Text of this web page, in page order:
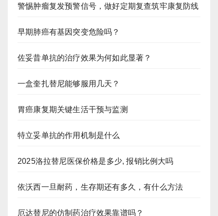
警惕肿瘤复发预警信号，做好定期复查筑牢康复防线
早期肺癌有基因突变危险吗？
佐妥昔单抗的治疗效果为何如此显著？
一盒奎扎替尼能够服用几天？
胃癌康复期关键生活干预与监测
特立妥单抗的作用机制是什么
2025洛拉替尼医保价格是多少, 报销比例大吗
依沃西一旦耐药，生存期还有多久，有什么方法
厄达替尼的仿制药治疗效果靠谱吗？